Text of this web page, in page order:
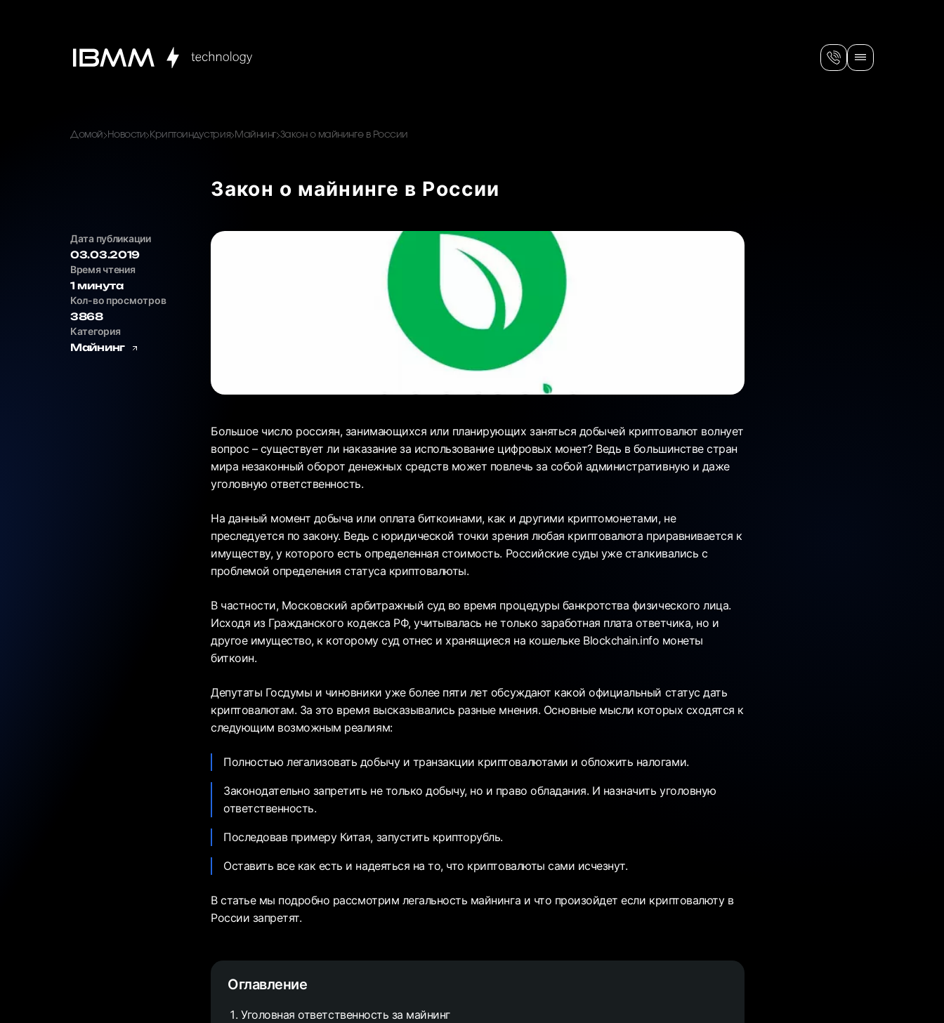
Домой Новости Криптоиндустрия Майнинг Закон о майнинге в России
Закон о майнинге в России
Дата публикации
03.03.2019
Время чтения
1 минута
Кол-во просмотров
3868
Категория
Майнинг
Большое число россиян, занимающихся или планирующих заняться добычей криптовалют волнует
вопрос – существует ли наказание за использование цифровых монет? Ведь в большинстве стран
мира незаконный оборот денежных средств может повлечь за собой административную и даже
уголовную ответственность.
На данный момент добыча или оплата биткоинами, как и другими криптомонетами, не
преследуется по закону. Ведь с юридической точки зрения любая криптовалюта приравнивается к
имуществу, у которого есть определенная стоимость. Российские суды уже сталкивались с
проблемой определения статуса криптовалюты.
В частности, Московский арбитражный суд во время процедуры банкротства физического лица.
Исходя из Гражданского кодекса РФ, учитывалась не только заработная плата ответчика, но и
другое имущество, к которому суд отнес и хранящиеся на кошельке Blockchain.info монеты
биткоин.
Депутаты Госдумы и чиновники уже более пяти лет обсуждают какой официальный статус дать
криптовалютам. За это время высказывались разные мнения. Основные мысли которых сходятся к
следующим возможным реалиям:
Полностью легализовать добычу и транзакции криптовалютами и обложить налогами.
Законодательно запретить не только добычу, но и право обладания. И назначить уголовную
ответственность.
Последовав примеру Китая, запустить крипторубль.
Оставить все как есть и надеяться на то, что криптовалюты сами исчезнут.
В статье мы подробно рассмотрим легальность майнинга и что произойдет если криптовалюту в
России запретят.
Оглавление
Уголовная ответственность за майнинг